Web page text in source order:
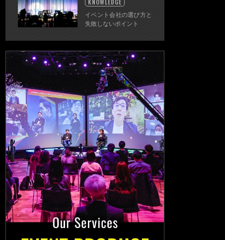
イベント会社の選び方と
失敗しないポイント
KNOWLEDGE